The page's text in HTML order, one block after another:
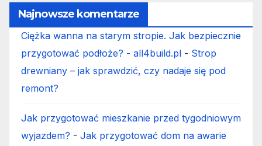
Najnowsze komentarze
Ciężka wanna na starym stropie. Jak bezpiecznie
przygotować podłoże? - all4build.pl - Strop
drewniany – jak sprawdzić, czy nadaje się pod
remont?
Jak przygotować mieszkanie przed tygodniowym
wyjazdem? - Jak przygotować dom na awarie